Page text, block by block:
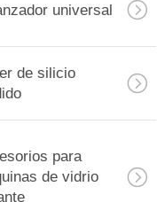
universal
de silicio
para
de vidrio